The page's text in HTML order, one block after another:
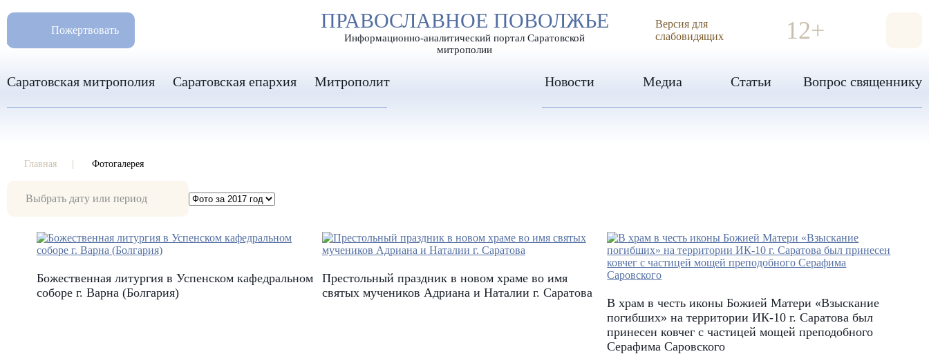
РАЗМЕР ШРИФТА А А А ИЗОБРАЖЕНИЯ
ПРАВОСЛАВНОЕ ПОВОЛЖЬЕ
Информационно-аналитический портал Саратовской
митрополии
Пожертвовать
8 960 346 31 04
info-sar@mail.ru
Версия для
слабовидящих
12+
Саратовская митрополия Саратовская епархия Митрополит Новости Медиа Статьи Вопрос священнику
Главная Фотогалерея
Фотогалерея
Божественная литургия в Успенском кафедральном
соборе г. Варна (Болгария)
Престольный праздник в новом храме во имя
святых мучеников Адриана и Наталии г. Саратова
В храм в честь иконы Божией Матери «Взыскание
погибших» на территории ИК-10 г. Саратова был
принесен ковчег с частицей мощей преподобного
Серафима Саровского